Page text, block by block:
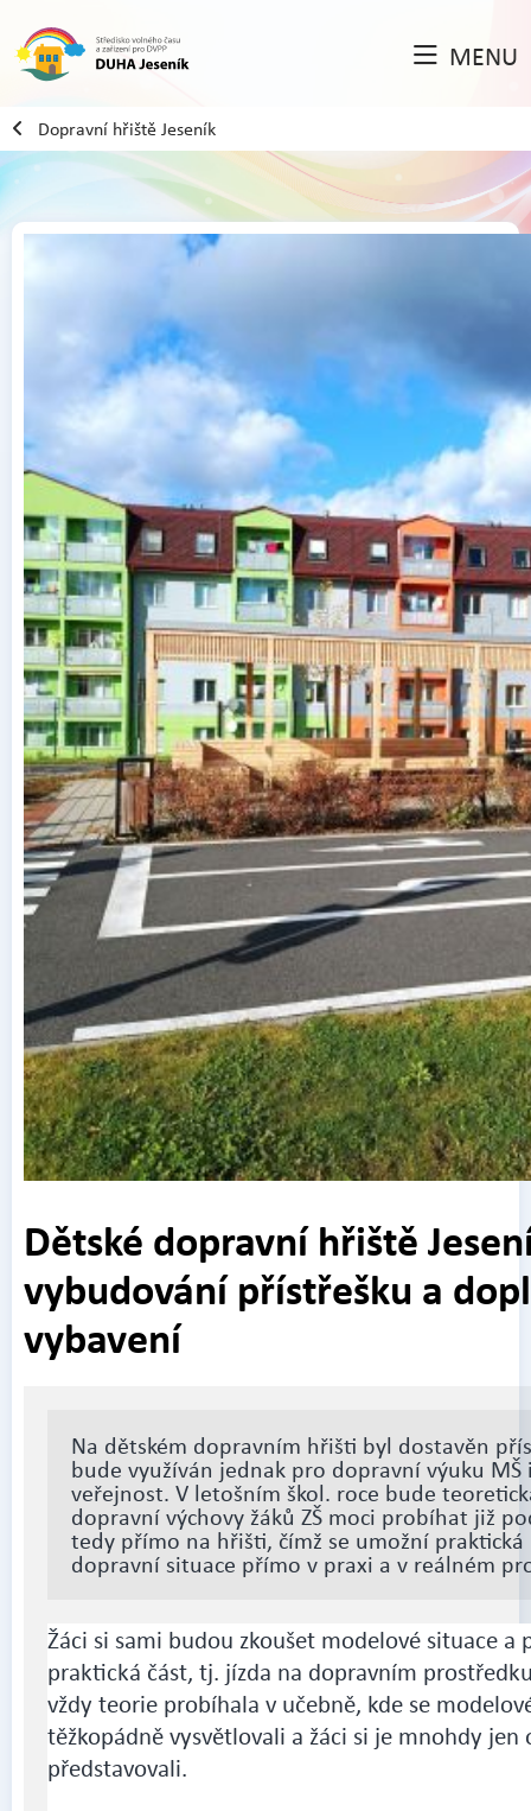
MENU
Dopravní hřiště Jeseník
Dětské dopravní hřiště
vybudování přístřešku a
vybavení
Na dětském dopravním hřišti byl dostavěn
bude využíván jednak pro dopravní výuku MŠ
veřejnost. V letošním škol. roce bude
dopravní výchovy žáků ZŠ moci probíhat již
tedy přímo na hřišti, čímž se umožní praktická
dopravní situace přímo v praxi a v reálném
Žáci si sami budou zkoušet modelové situace a
praktická část, tj. jízda na dopravním
vždy teorie probíhala v učebně, kde se
těžkopádně vysvětlovali a žáci si je mnohdy jen
představovali.